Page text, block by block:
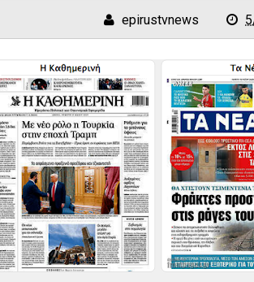
epirustvnews